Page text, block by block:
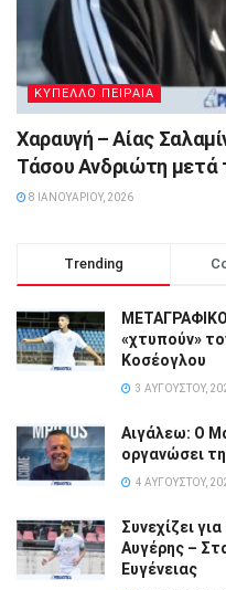
ΚΥΠΕΛΛΟ ΠΕΙΡΑΙΑ
Χαραυγή – Αίας
Τάσου Ανδριώτη μετά
8 ΙΑΝΟΥΑΡΊΟΥ, 2026
Trending
«χτυπούν»
Κοσέογλου
3 ΑΥΓΟΎΣΤΟΥ,
Αιγάλεω: Ο
οργανώσει
4 ΑΥΓΟΎΣΤΟΥ,
Συνεχίζει
Αυγέρης –
Ευγένειας